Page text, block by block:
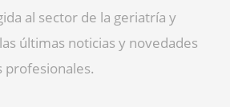
al sector de la geriatría y
últimas noticias y novedades
profesionales.